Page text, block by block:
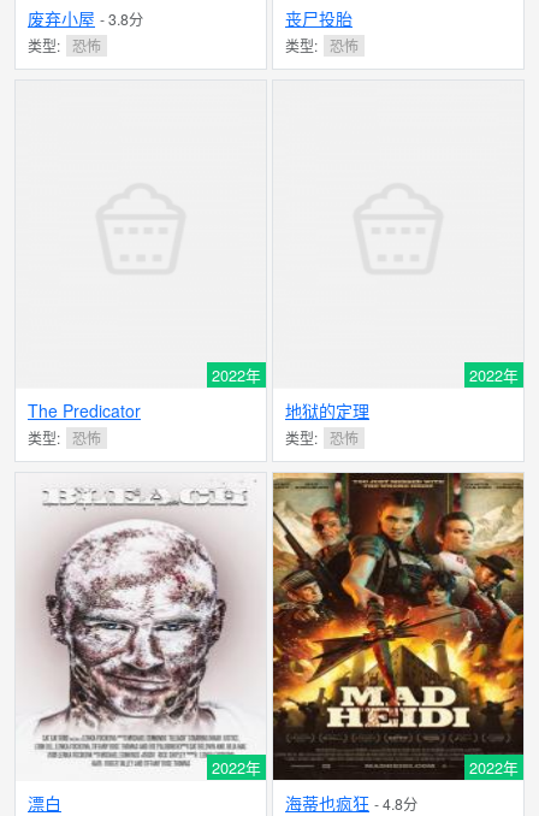
废弃小屋 - 3.8分
类型:
恐怖
丧尸投胎
类型: 恐怖
2022年
The Predicator
类型: 恐怖
2022年
地狱的定理
类型: 恐怖
2022年
漂白
2022年
海蒂也疯狂 - 4.8分